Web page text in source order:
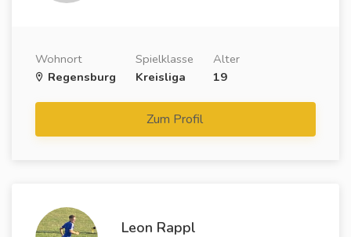
Wohnort
Regensburg
Spielklasse
Kreisliga
Alter
19
Zum Profil
Leon Rappl